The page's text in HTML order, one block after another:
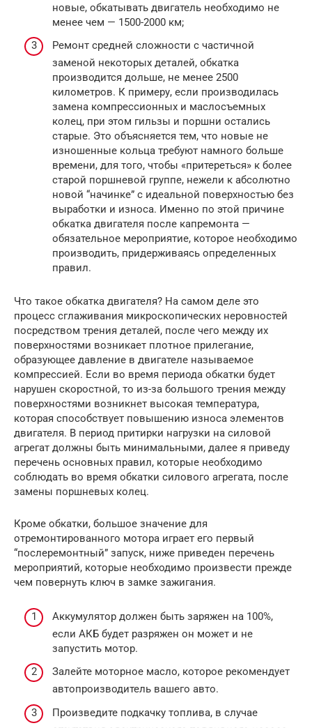
новые, обкатывать двигатель необходимо не
менее чем — 1500-2000 км;
Ремонт средней сложности с частичной
заменой некоторых деталей, обкатка
производится дольше, не менее 2500
километров. К примеру, если производилась
замена компрессионных и маслосъемных
колец, при этом гильзы и поршни остались
старые. Это объясняется тем, что новые не
изношенные кольца требуют намного больше
времени, для того, чтобы «притереться» к более
старой поршневой группе, нежели к абсолютно
новой “начинке” с идеальной поверхностью без
выработки и износа. Именно по этой причине
обкатка двигателя после капремонта —
обязательное мероприятие, которое необходимо
производить, придерживаясь определенных
правил.
Что такое обкатка двигателя? На самом деле это
процесс сглаживания микроскопических неровностей
посредством трения деталей, после чего между их
поверхностями возникает плотное прилегание,
образующее давление в двигателе называемое
компрессией. Если во время периода обкатки будет
нарушен скоростной, то из-за большого трения между
поверхностями возникнет высокая температура,
которая способствует повышению износа элементов
двигателя. В период притирки нагрузки на силовой
агрегат должны быть минимальными, далее я приведу
перечень основных правил, которые необходимо
соблюдать во время обкатки силового агрегата, после
замены поршневых колец.
Кроме обкатки, большое значение для
отремонтированного мотора играет его первый
“послеремонтный” запуск, ниже приведен перечень
мероприятий, которые необходимо произвести прежде
чем повернуть ключ в замке зажигания.
Аккумулятор должен быть заряжен на 100%,
если АКБ будет разряжен он может и не
запустить мотор.
Залейте моторное масло, которое рекомендует
автопроизводитель вашего авто.
Произведите подкачку топлива, в случае